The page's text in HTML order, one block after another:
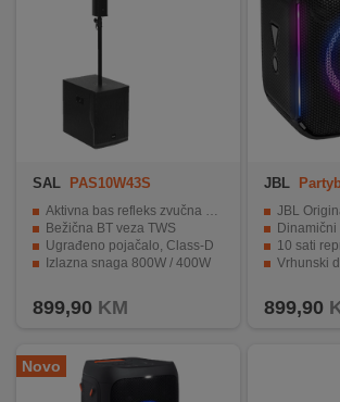
KUPOVINA
INOSTRANSTVA
OZNAKE
UČINKOVITOSTI
SAL PAS10W43S
Aktivna bas refleks zvučna kutija
Bežična BT veza TWS
Ugrađeno pojačalo, Class-D
Izlazna snaga 800W / 400W
899,90 KM
JBL
JBL Original
Dinamični
10 sati
Vrhunski
899,90
Novo